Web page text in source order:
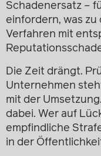
Schadenersatz –
einfordern, was
Verfahren mit
Die Zeit drängt.
Unternehmen
mit der
dabei. Wer auf
empfindliche
in der